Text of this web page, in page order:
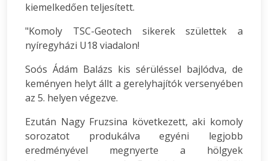
kiemelkedően teljesített.
"Komoly TSC-Geotech sikerek születtek a
nyíregyházi U18 viadalon!
Soós Ádám Balázs kis sérüléssel bajlódva, de
keményen helyt állt a gerelyhajítók versenyében
az 5. helyen végezve.
Ezután Nagy Fruzsina következett, aki komoly
sorozatot produkálva egyéni legjobb
eredményével megnyerte a hölgyek